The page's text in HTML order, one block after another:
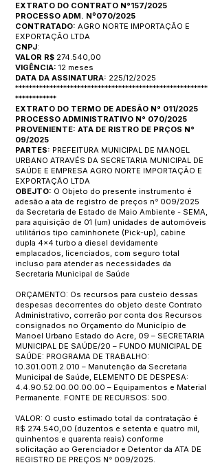
EXTRATO DO CONTRATO N°157/2025
PROCESSO ADM. Nº070/2025
CONTRATADO: AGRO NORTE IMPORTAÇÃO E
EXPORTAÇÃO LTDA
CNPJ:
VALOR R$ 274.540,00
VIGÊNCIA: 12 meses
DATA DA ASSINATURA: 225/12/2025
********************************************************
************
EXTRATO DO TERMO DE ADESÃO N° 011/2025
PROCESSO ADMINISTRATIVO N° 070/2025
PROVENIENTE: ATA DE RISTRO DE PRÇOS N°
09/2025
PARTES: PREFEITURA MUNICIPAL DE MANOEL
URBANO ATRAVÉS DA SECRETARIA MUNICIPAL DE
SAÚDE E EMPRESA AGRO NORTE IMPORTAÇÃO E
EXPORTAÇÃO LTDA
OBEJTO: O Objeto do presente instrumento é
adesão a ata de registro de preços n° 009/2025
da Secretaria de Estado de Maio Ambiente - SEMA,
para aquisição de 01 (um) unidades de automóveis
utilitários tipo caminhonete (Pick-up), cabine
dupla 4x4 turbo a diesel devidamente
emplacados, licenciados, com seguro total
incluso para atender as necessidades da
Secretaria Municipal de Saúde
ORÇAMENTO: Os recursos para custeio dessas
despesas decorrentes do objeto deste Contrato
Administrativo, correrão por conta dos Recursos
consignados no Orçamento do Município de
Manoel Urbano Estado do Acre, 09 – SECRETARIA
MUNICIPAL DE SAÚDE/20 – FUNDO MUNICIPAL DE
SAÚDE: PROGRAMA DE TRABALHO:
10.301.0011.2.010 – Manutenção da Secretaria
Municipal de Saúde, ELEMENTO DE DESPESA:
4.4.90.52.00.00.00.00 – Equipamentos e Material
Permanente. FONTE DE RECURSOS: 500.
VALOR: O custo estimado total da contratação é
R$ 274.540,00 (duzentos e setenta e quatro mil,
quinhentos e quarenta reais) conforme
solicitação ao Gerenciador e Detentor da ATA DE
REGISTRO DE PREÇOS N° 009/2025.